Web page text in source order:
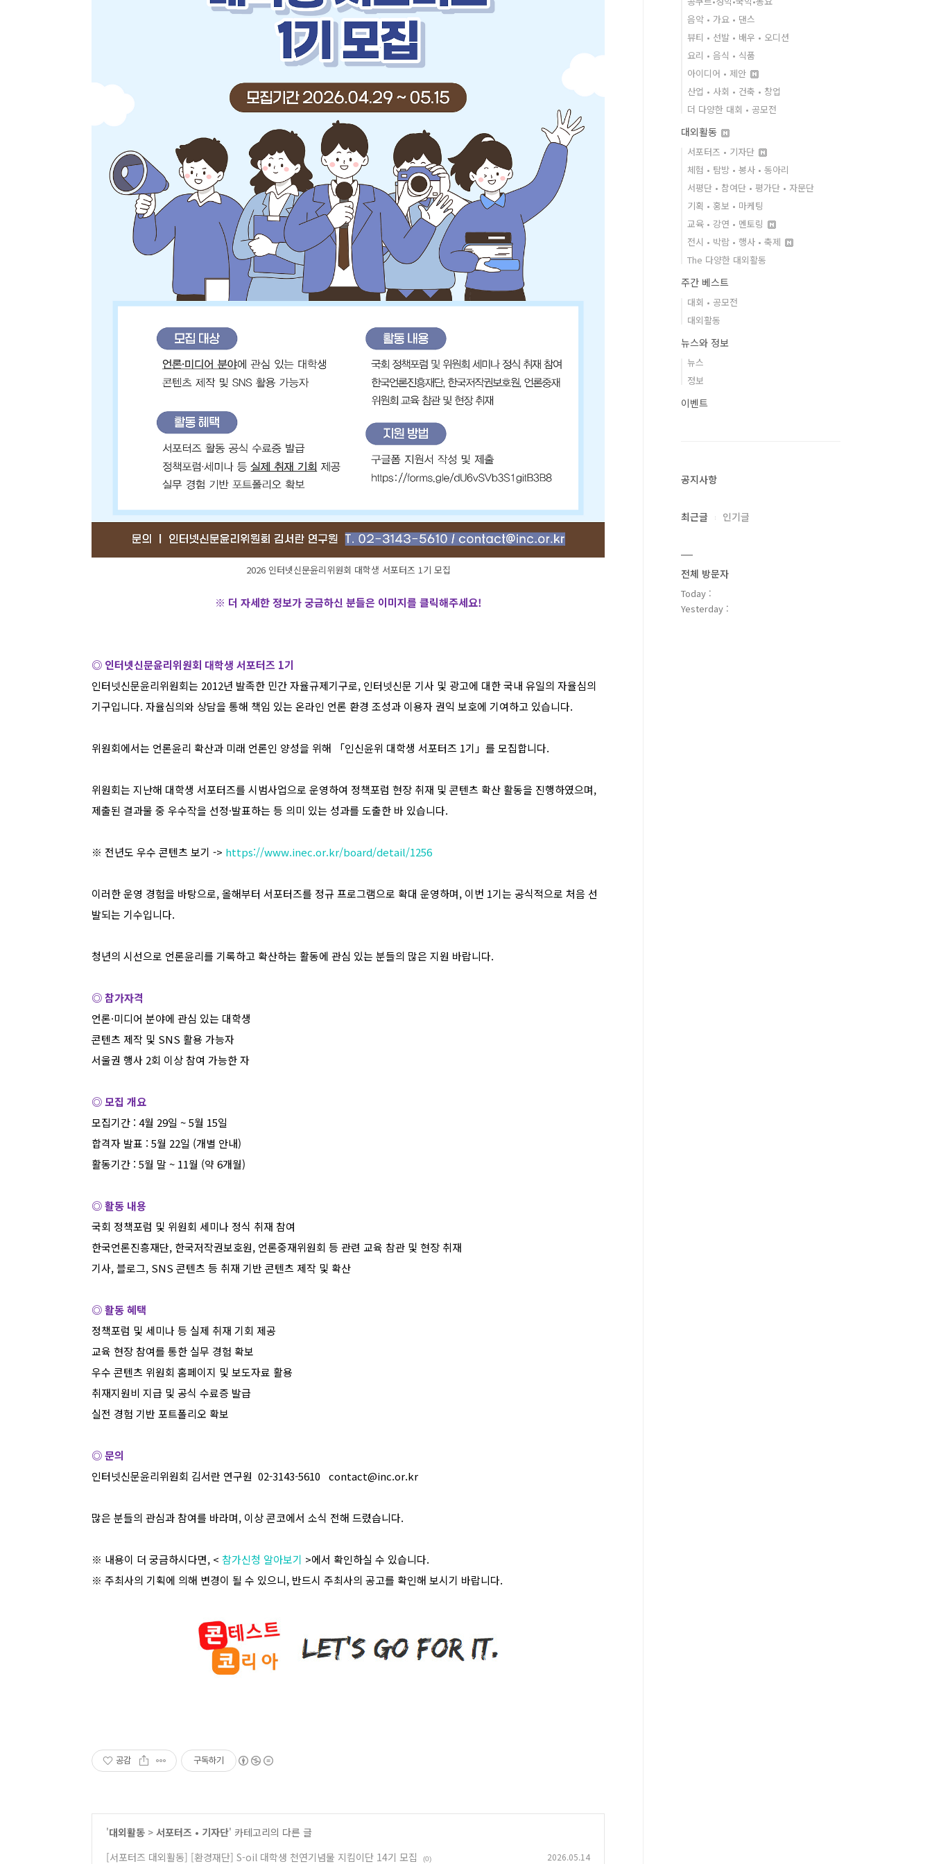
2026 인터넷신문윤리위원회 대학생 서포터즈 1기 모집
※ 더 자세한 정보가 궁금하신 분들은 이미지를 클릭해주세요!
◎ 인터넷신문윤리위원회 대학생 서포터즈 1기
인터넷신문윤리위원회는 2012년 발족한 민간 자율규제기구로, 인터넷신문 기사 및 광고에 대한 국내 유일의 자율심의
기구입니다. 자율심의와 상담을 통해 책임 있는 온라인 언론 환경 조성과 이용자 권익 보호에 기여하고 있습니다.
위원회에서는 언론윤리 확산과 미래 언론인 양성을 위해 「인신윤위 대학생 서포터즈 1기」를 모집합니다.
위원회는 지난해 대학생 서포터즈를 시범사업으로 운영하여 정책포럼 현장 취재 및 콘텐츠 확산 활동을 진행하였으며,
제출된 결과물 중 우수작을 선정·발표하는 등 의미 있는 성과를 도출한 바 있습니다.
※ 전년도 우수 콘텐츠 보기 -> https://www.inec.or.kr/board/detail/1256
이러한 운영 경험을 바탕으로,올해부터 서포터즈를 정규 프로그램으로 확대 운영하며, 이번 1기는 공식적으로 처음 선
발되는 기수입니다.
청년의 시선으로 언론윤리를 기록하고 확산하는 활동에 관심 있는 분들의 많은 지원 바랍니다.
◎ 참가자격
언론·미디어 분야에 관심 있는 대학생
콘텐츠 제작 및 SNS 활용 가능자
서울권 행사 2회 이상 참여 가능한 자
◎ 모집 개요
모집기간 : 4월 29일 ~ 5월 15일
합격자 발표 : 5월 22일 (개별 안내)
활동기간 : 5월 말~ 11월 (약6개월)
◎ 활동 내용
국회 정책포럼 및 위원회 세미나 정식 취재 참여
한국언론진흥재단, 한국저작권보호원, 언론중재위원회 등 관련 교육 참관 및 현장 취재
기사,블로그, SNS 콘텐츠 등 취재 기반 콘텐츠 제작 및 확산
◎ 활동 혜택
정책포럼 및 세미나 등 실제 취재 기회 제공
교육 현장 참여를 통한 실무 경험 확보
우수 콘텐츠 위원회 홈페이지 및 보도자료 활용
취재지원비 지급 및 공식 수료증 발급
실전 경험 기반 포트폴리오 확보
◎ 문의
인터넷신문윤리위원회 김서란 연구원 02-3143-5610 contact@inc.or.kr
많은 분들의 관심과 참여를 바라며, 이상 콘코에서 소식 전해 드렸습니다.
※ 내용이 더 궁금하시다면, < 참가신청 알아보기 >에서 확인하실 수 있습니다.
※ 주최사의 기획에 의해 변경이 될 수 있으니, 반드시 주최사의 공고를 확인해 보시기 바랍니다.
공감 구독하기
'대외활동 > 서포터즈 • 기자단' 카테고리의 다른 글
[서포터즈 대외활동] [환경재단] S-oil 대학생 천연기념물 지킴이단 14기 모집
(0) 2026.05.14
음악 • 가요 • 댄스
뷰티 • 선발 • 배우 • 오디션
요리 • 음식 • 식품
아이디어 • 제안
산업 • 사회 • 건축 • 창업
더 다양한 대회 • 공모전
대외활동
서포터즈 • 기자단
체험 • 탐방 • 봉사 • 동아리
서평단 • 참여단 • 평가단 • 자문단
기획 • 홍보 • 마케팅
교육 • 강연 • 멘토링
전시 • 박람 • 행사 • 축제
The 다양한 대외활동
주간 베스트
대회 • 공모전
대외활동
뉴스와 정보
뉴스
정보
이벤트
공지사항
최근글 인기글
전체 방문자
Today :
Yesterday :